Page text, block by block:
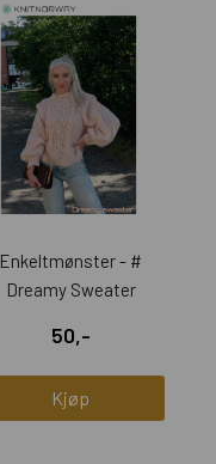
Enkeltmønster - #
Dreamy Sweater
50,-
Kjøp